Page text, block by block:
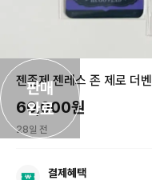
판매
완료
젠존제 젠레스 존 제로 더
60,000원
28일 전
결제혜택